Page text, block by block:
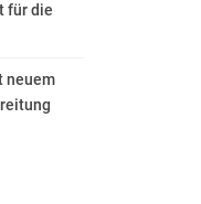
für die
neuem